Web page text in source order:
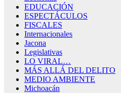
EDUCACIÓN
ESPECTÁCULOS
FISCALES
Internacionales
Jacona
Legislativas
LO VIRAL…
MÁS ALLÁ DEL DELITO
MEDIO AMBIENTE
Michoacán